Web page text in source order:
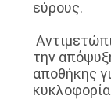
εύρους.
την
αποθήκης